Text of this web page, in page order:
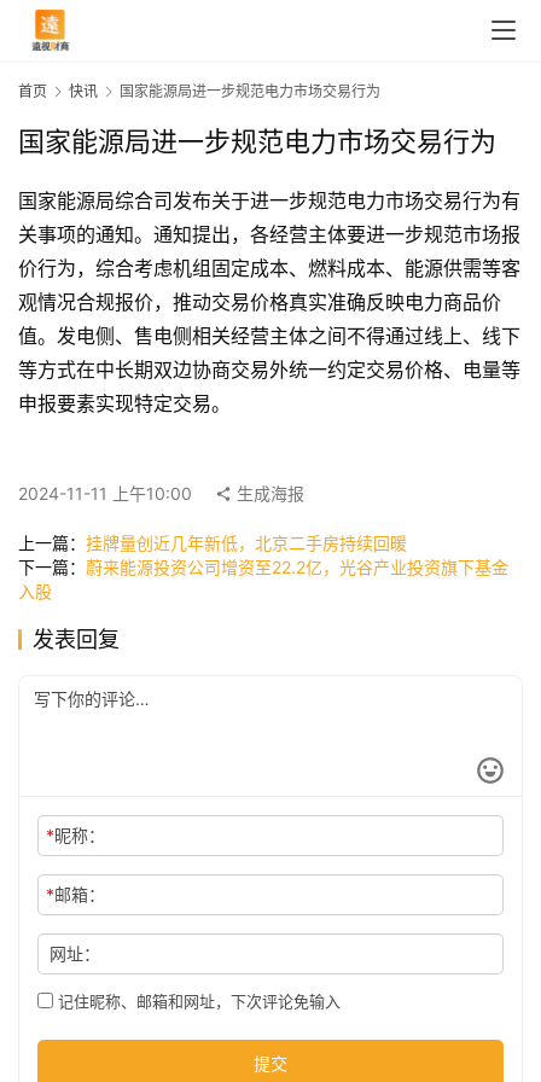
首
讯
公
技
首页 快讯 国家能源局进一步规范电力市场交易行为
国家能源局进一步规范电力市场交易行为
国家能源局综合司发布关于进一步规范电力市场交易行为有
关事项的通知。通知提出，各经营主体要进一步规范市场报
价行为，综合考虑机组固定成本、燃料成本、能源供需等客
观情况合规报价，推动交易价格真实准确反映电力商品价
值。发电侧、售电侧相关经营主体之间不得通过线上、线下
等方式在中长期双边协商交易外统一约定交易价格、电量等
申报要素实现特定交易。
2024-11-11 上午10:00 生成海报
上一篇： 挂牌量创近几年新低，北京二手房持续回暖
下一篇： 蔚来能源投资公司增资至22.2亿，光谷产业投资旗下基金
入股
发表回复
*昵称：
*邮箱：
网址：
记住昵称、邮箱和网址，下次评论免输入
提交